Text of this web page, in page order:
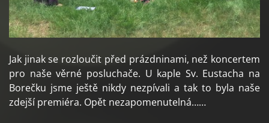
Jak jinak se rozloučit před prázdninami, než koncertem
pro naše věrné posluchače. U kaple Sv. Eustacha na
Borečku jsme ještě nikdy nezpívali a tak to byla naše
zdejší premiéra. Opět nezapomenutelná……